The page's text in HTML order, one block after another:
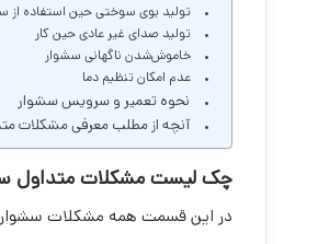
تولید بوی سوختی حین استفاده از
تولید صدای غیر عادی حین کار
خاموش‌شدن ناگهانی سشوار
عدم امکان تنظیم دما
نحوه تعمیر و سرویس سشوار
آنچه از مطلب معرفی مشکلات
چک لیست مشکلات متداول
در این قسمت همه مشکلات